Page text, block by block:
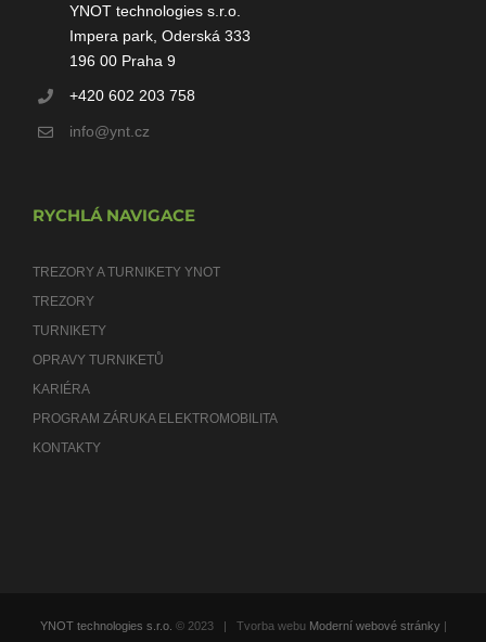
YNOT technologies s.r.o.
Impera park, Oderská 333
196 00 Praha 9
+420 602 203 758
info@ynt.cz
RYCHLÁ NAVIGACE
TREZORY A TURNIKETY YNOT
TREZORY
TURNIKETY
OPRAVY TURNIKETŮ
KARIÉRA
PROGRAM ZÁRUKA ELEKTROMOBILITA
KONTAKTY
YNOT technologies s.r.o. © 2023 | Tvorba webu Moderní webové stránky|